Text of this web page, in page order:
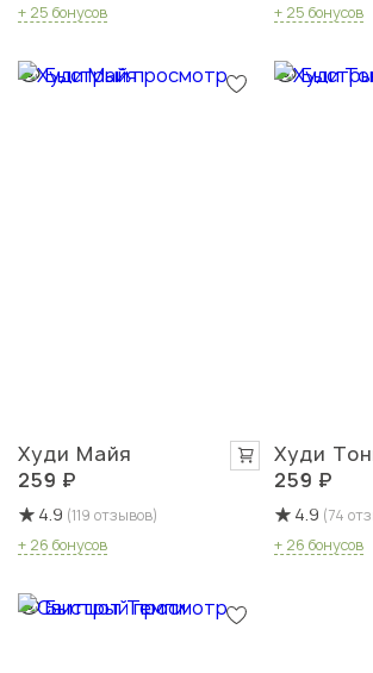
+ 25 бонусов
+ 25 бонусов
Быстрый просмотр
Худи Майя
259 ₽
4.9 (119 отзывов)
+ 26 бонусов
Худи
259 ₽
4.9 (74
+ 26 бонусов
Быстрый просмотр